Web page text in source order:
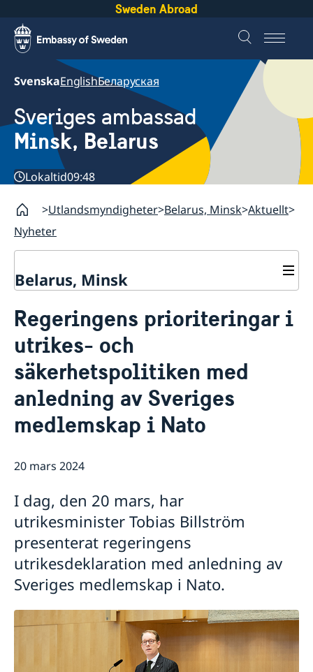
Sweden Abroad
SvenskaEnglishБеларуская
Sveriges ambassad
Minsk, Belarus
Lokaltid09:48
Utlandsmyndigheter Belarus, Minsk Aktuellt
Nyheter
Belarus, Minsk
Om oss
Ambassadens personal
Så stöttar vi svenska företag
Vi är en resurs för svenska företag
Team Sweden
Så kan du få stöd
Svenska företag i Belarus
Anmäl handelshinder
Aktuellt
Nyheter
Regeringens prioriteringar i
utrikes- och
säkerhetspolitiken med
anledning av Sveriges
medlemskap i Nato
20 mars 2024
I dag, den 20 mars, har
utrikesminister Tobias Billström
presenterat regeringens
utrikesdeklaration med anledning av
Sveriges medlemskap i Nato.